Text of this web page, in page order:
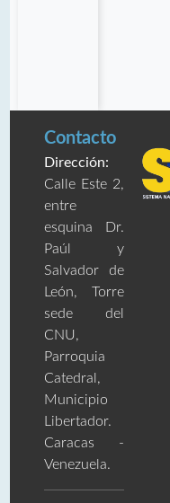
Contacto
Dirección:
Calle Este 2,
entre
esquina Dr.
Paúl y
Salvador de
León, Torre
sede del
CNU,
Parroquia
Catedral,
Municipio
Libertador.
Caracas -
Venezuela.